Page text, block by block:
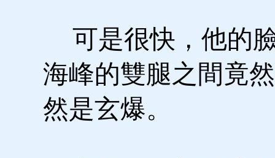
可是很快，他的
海峰的雙腿之間竟
然是玄爆。